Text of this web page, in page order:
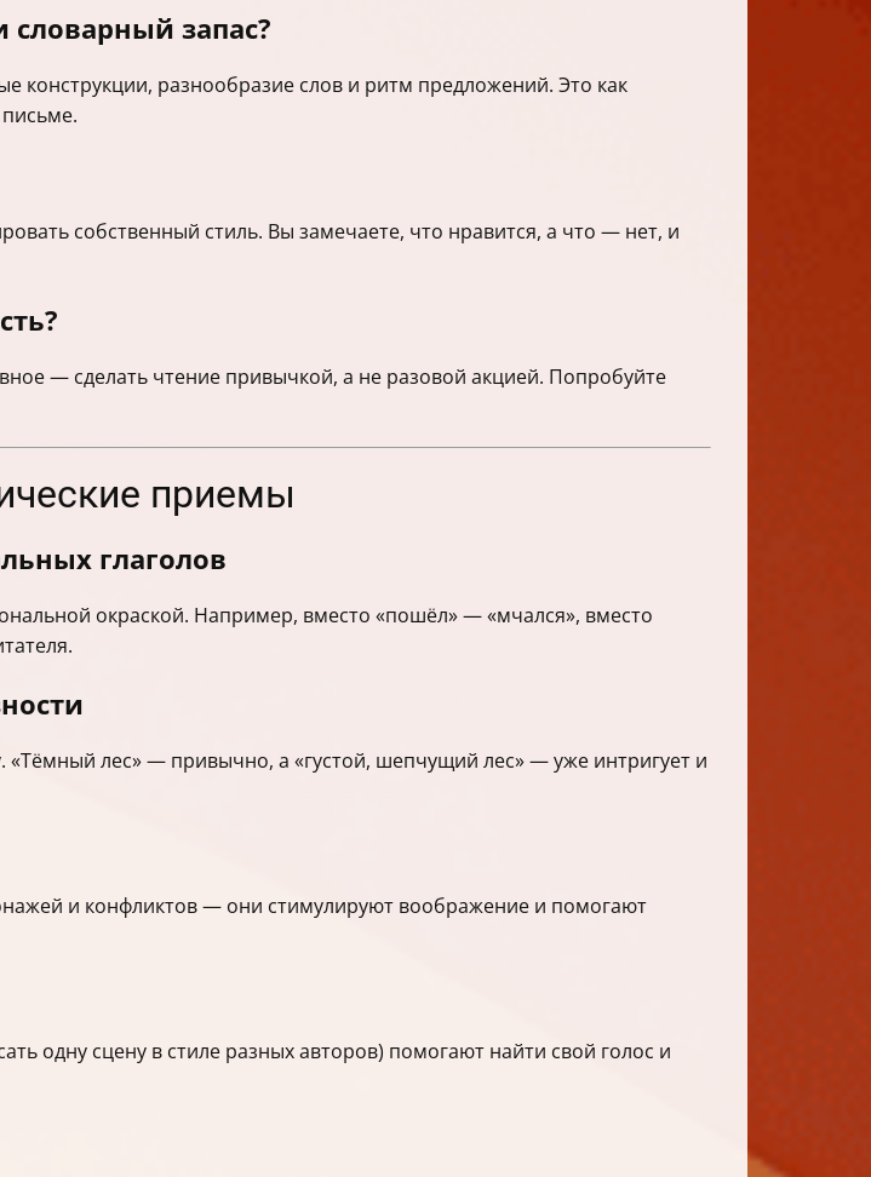
запас?
конструкции, разнообразие слов и ритм предложений. Это как
собственный стиль. Вы замечаете, что нравится, а что — нет, и
— сделать чтение привычкой, а не разовой акцией. Попробуйте
приемы
глаголов
окраской. Например, вместо «пошёл» — «мчался», вместо
лес» — привычно, а «густой, шепчущий лес» — уже интригует и
и конфликтов — они стимулируют воображение и помогают
одну сцену в стиле разных авторов) помогают найти свой голос и